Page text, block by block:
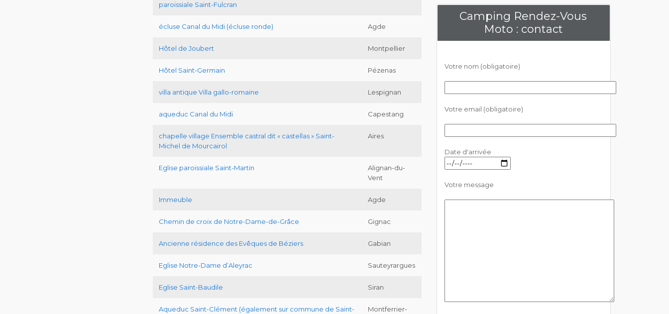
paroissiale Saint-Fulcran
écluse Canal du Midi (écluse ronde) Agde
Hôtel de Joubert Montpellier
Hôtel Saint-Germain Pézenas
villa antique Villa gallo-romaine Lespignan
aqueduc Canal du Midi Capestang
chapelle village Ensemble castral dit « castellas » Saint-
Michel de Mourcairol
Aires
Eglise paroissiale Saint-Martin
Alignan-du-
Vent
Immeuble Agde
Chemin de croix de Notre-Dame-de-Grâce Gignac
Ancienne résidence des Evêques de Béziers Gabian
Eglise Notre-Dame d’Aleyrac Sauteyrargues
Eglise Saint-Baudile Siran
Aqueduc Saint-Clément (également sur commune de Saint-
Montferrier-
Camping Rendez-Vous
Moto : contact
Votre nom (obligatoire)
Votre email (obligatoire)
Date d'arrivée
Votre message